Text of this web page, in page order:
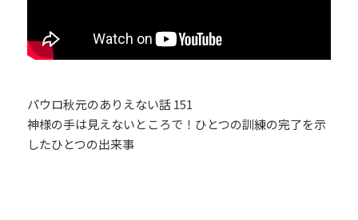
パウロ秋元のありえない話 151
神様の手は見えないところで！ひとつの訓練の完了を示
したひとつの出来事